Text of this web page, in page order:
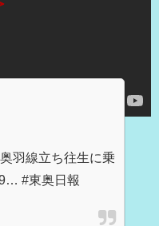
羽線立ち往生に乗
#東奥日報